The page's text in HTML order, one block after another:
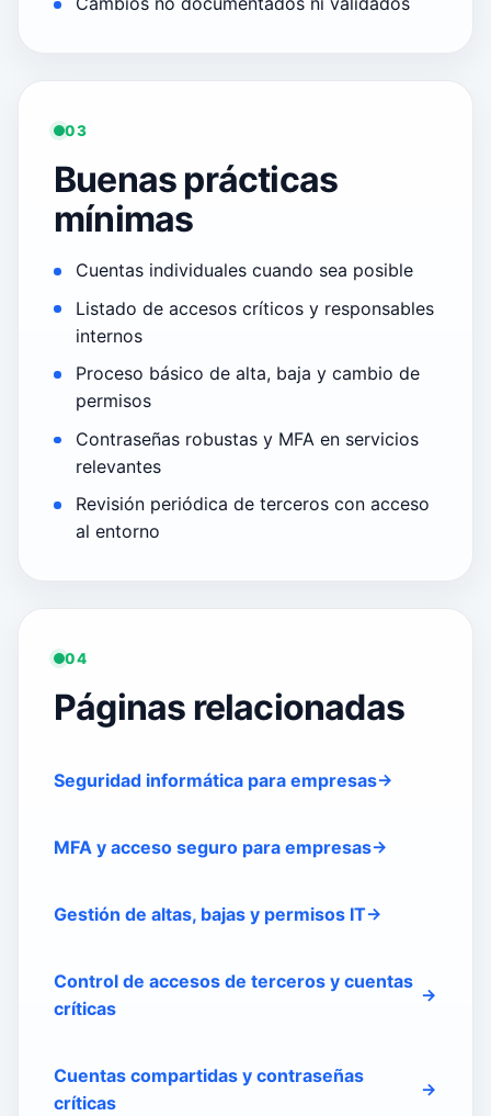
03
Buenas prácticas
mínimas
Cuentas individuales cuando sea posible
Listado de accesos críticos y responsables
internos
Proceso básico de alta, baja y cambio de
permisos
Contraseñas robustas y MFA en servicios
relevantes
Revisión periódica de terceros con acceso
al entorno
04
Páginas relacionadas
Seguridad informática para empresas
MFA y acceso seguro para empresas
Gestión de altas, bajas y permisos IT
Control de accesos de terceros y cuentas
críticas
Cuentas compartidas y contraseñas
críticas